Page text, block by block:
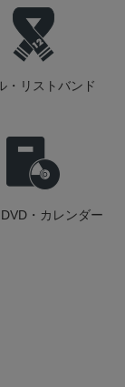
・リストバンド
・カレンダー